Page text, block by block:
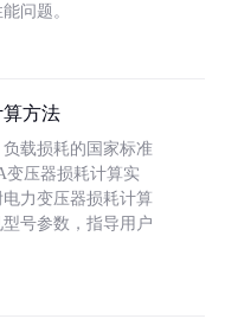
问题。
方法
载损耗的国家标准
变压器损耗计算实
力变压器损耗计算
型号参数，指导用户